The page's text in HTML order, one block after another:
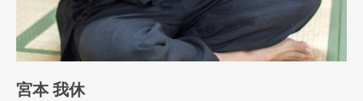
宮本 我休